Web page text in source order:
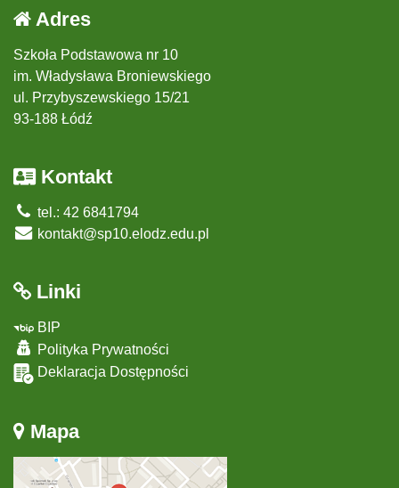
Adres
Szkoła Podstawowa nr 10
im. Władysława Broniewskiego
ul. Przybyszewskiego 15/21
93-188 Łódź
Kontakt
tel.: 42 6841794
kontakt@sp10.elodz.edu.pl
Linki
BIP
Polityka Prywatności
Deklaracja Dostępności
Mapa